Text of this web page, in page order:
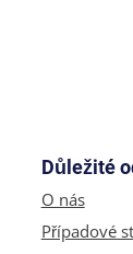
Důležité
O nás
Případové